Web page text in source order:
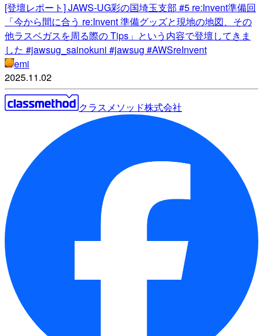
[登壇レポート] JAWS-UG彩の国埼玉支部 #5 re:Invent準備回
「今から間に合う re:Invent 準備グッズと現地の地図、その
他ラスベガスを周る際の Tips」という内容で登壇してきま
した #jawsug_sainokuni #jawsug #AWSreInvent
emi
2025.11.02
クラスメソッド株式会社